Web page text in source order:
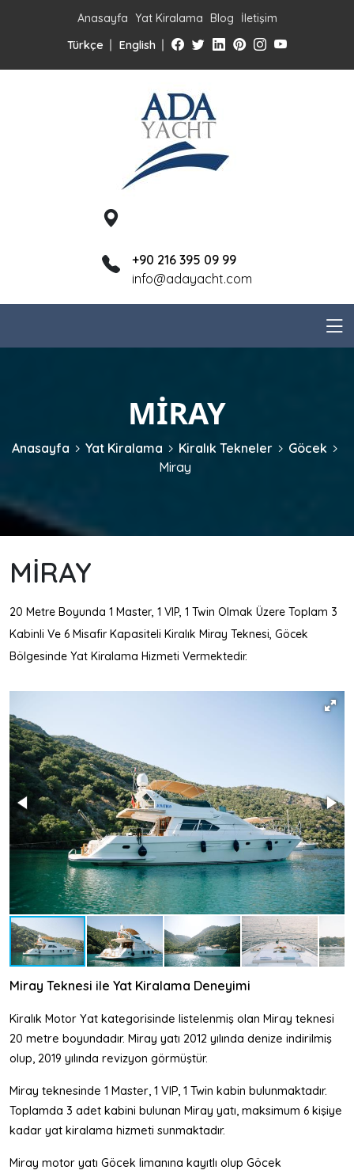
Anasayfa Yat Kiralama Blog İletişim
Türkçe English
+90 216 395 09 99
info@adayacht.com
MIRAY
Anasayfa Yat Kiralama Kiralık Tekneler
Göcek
Miray
MIRAY
20 Metre Boyunda 1 Master, 1 VIP, 1 Twin Olmak Üzere Toplam 3
Kabinli Ve 6 Misafir Kapasiteli Kiralık Miray Teknesi, Göcek
Bölgesinde Yat Kiralama Hizmeti Vermektedir.
Miray Teknesi ile Yat Kiralama Deneyimi
Kiralık Motor Yat kategorisinde listelenmiş olan Miray teknesi
20 metre boyundadır. Miray yatı 2012 yılında denize indirilmiş
olup, 2019 yılında revizyon görmüştür.
Miray teknesinde 1 Master, 1 VIP, 1 Twin kabin bulunmaktadır.
Toplamda 3 adet kabini bulunan Miray yatı, maksimum 6 kişiye
kadar yat kiralama hizmeti sunmaktadır.
Miray motor yatı Göcek limanına kayıtlı olup Göcek